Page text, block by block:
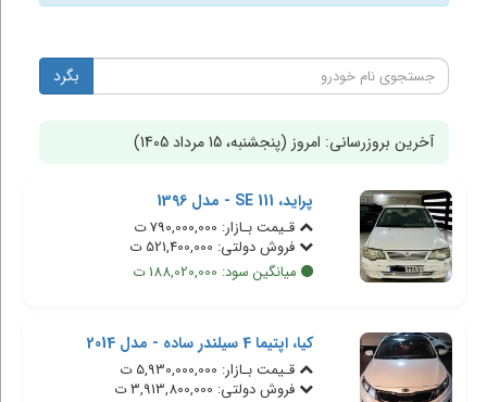
بگرد
آخرین بروزرسانی: امروز (پنجشنبه، 15 مرداد 1405)
پراید، 111 SE - مدل 1396
قـیمت بـازار: 790,000,000 ت
فروش دولتی: 521,400,000 ت
میانگین سود: 188,020,000 ت
کیا، اپتیما 4 سیلندر ساده - مدل 2014
قـیمت بـازار: 5,930,000,000 ت
فروش دولتی: 3,913,800,000 ت